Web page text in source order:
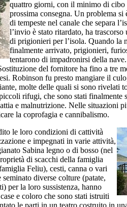
quattro giorni, con il minimo di
prossima consegna. Un problema si
di tempeste nel canale che separa
l’invio è stato ritardato, ha trascorso
di prigionieri per l’isola. Quando la
finalmente arrivato, prigionieri,
tentarono di impadronirsi della
del fornitore ha fino a tre
Robinson fu presto mangiare il
molte delle quali si sono rivelati
rifugi, che sono stati finalmente
e malnutrizione. Nelle situazioni
la coprofagia e cannibalismo.
le loro condizioni di cattività
e impegnati in varie attività,
Sabina legno o di bosso (nel
di scacchi della famiglia
Feliu), cesti, canna o vari
diverse colture (patate,
per la loro sussistenza, hanno
e coloro che sono stati istruiti
le parti in un teatro costruito in